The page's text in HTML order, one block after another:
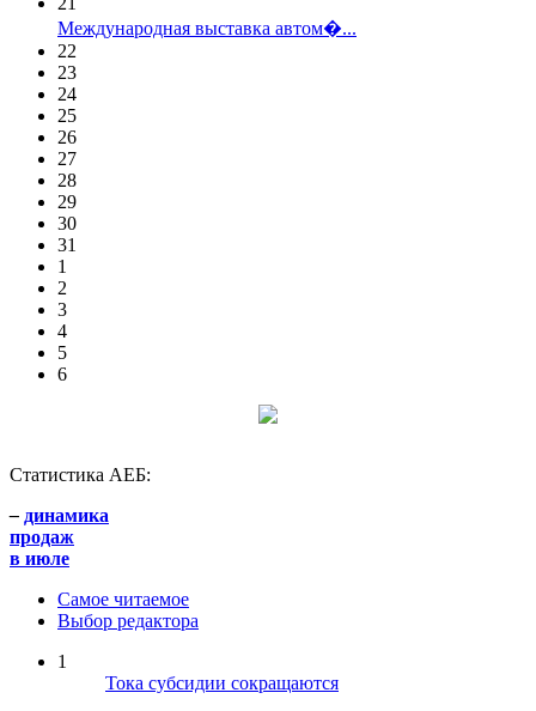
Международная выставка автом�...
22
23
24
25
26
27
28
29
30
31
1
2
3
4
5
6
Статистика АЕБ:
– динамика
продаж
в июле
Самое читаемое
Выбор редактора
1
Тока субсидии сокращаются